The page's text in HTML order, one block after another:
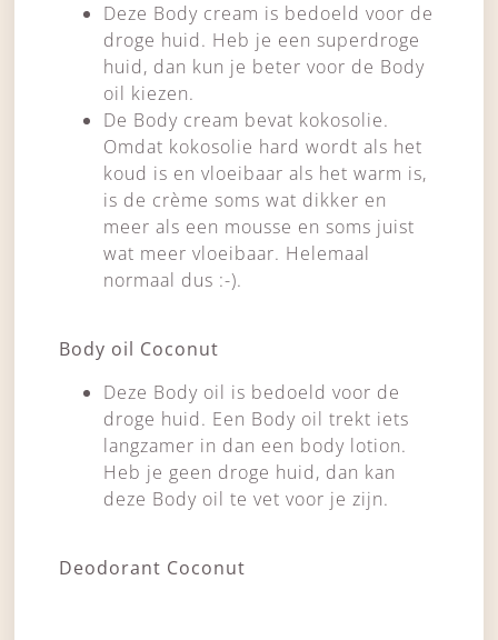
Deze Body cream is bedoeld voor de
droge huid. Heb je een superdroge
huid, dan kun je beter voor de Body
oil kiezen.
De Body cream bevat kokosolie.
Omdat kokosolie hard wordt als het
koud is en vloeibaar als het warm is,
is de crème soms wat dikker en
meer als een mousse en soms juist
wat meer vloeibaar. Helemaal
normaal dus :-).
Body oil Coconut
Deze Body oil is bedoeld voor de
droge huid. Een Body oil trekt iets
langzamer in dan een body lotion.
Heb je geen droge huid, dan kan
deze Body oil te vet voor je zijn.
Deodorant Coconut